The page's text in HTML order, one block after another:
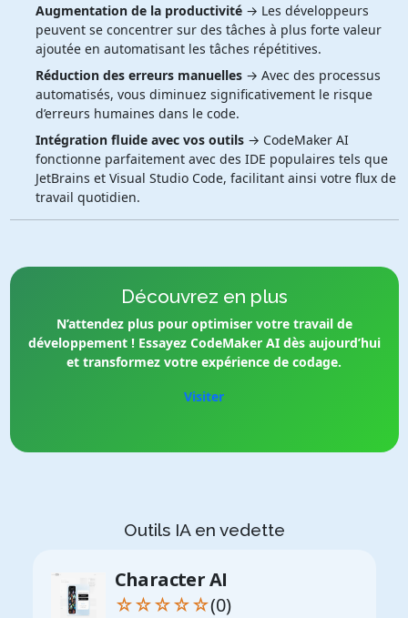
Augmentation de la productivité→ Les développeurs
peuvent se concentrer sur des tâches à plus forte valeur
ajoutée en automatisant les tâches répétitives.
Réduction des erreurs manuelles→ Avec des processus
automatisés, vous diminuez significativement le risque
d’erreurs humaines dans le code.
Intégration fluide avec vos outils→ CodeMaker AI
fonctionne parfaitement avec des IDE populaires tels que
JetBrains et Visual Studio Code, facilitant ainsi votre flux de
travail quotidien.
Découvrez en plus
N’attendez plus pour optimiser votre travail de
développement ! Essayez CodeMaker AI dès aujourd’hui
et transformez votre expérience de codage.
Visiter
Outils IA en vedette
Character AI
☆☆☆☆☆(0)